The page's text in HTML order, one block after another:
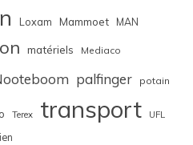
Loxam Mammoet MAN
matériels Mediaco
palfinger potain
Terex transport UFL